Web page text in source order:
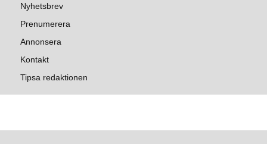
Nyhetsbrev
Prenumerera
Annonsera
Kontakt
Tipsa redaktionen